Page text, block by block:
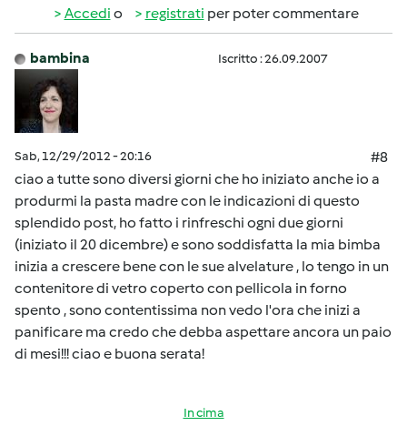
Accedi o registrati per poter commentare
bambina Iscritto : 26.09.2007
Sab, 12/29/2012 - 20:16
#8
ciao a tutte sono diversi giorni che ho iniziato anche io a
produrmi la pasta madre con le indicazioni di questo
splendido post, ho fatto i rinfreschi ogni due giorni
(iniziato il 20 dicembre) e sono soddisfatta la mia bimba
inizia a crescere bene con le sue alvelature , lo tengo in un
contenitore di vetro coperto con pellicola in forno
spento , sono contentissima non vedo l'ora che inizi a
panificare ma credo che debba aspettare ancora un paio
di mesi!!! ciao e buona serata!
In cima